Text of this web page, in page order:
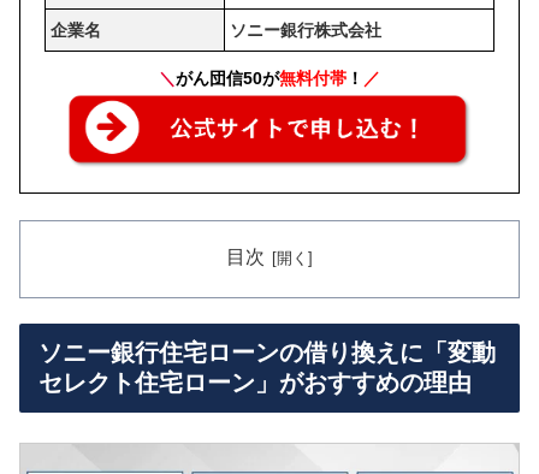
企業名 ソニー銀行株式会社
＼がん団信50が無料付帯 ！ ／
目次
ソニー銀行住宅ローンの借り換えに「変動
セレクト住宅ローン」がおすすめの理由